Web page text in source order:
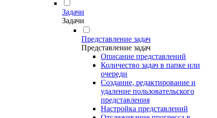
Задачи
Задачи
Представление задач
Представление задач
Описание представлений
Количество задач в папке или
очереди
Создание, редактирование и
удаление пользовательского
представления
Настройка представлений